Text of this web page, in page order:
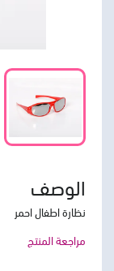
الوصف
نظارة اطفال احمر
مراجعة المنتج